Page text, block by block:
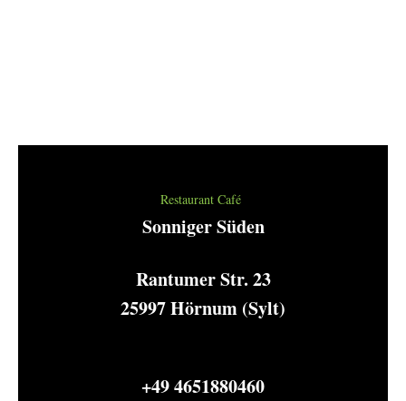
Restaurant Café
Sonniger Süden
Rantumer Str. 23
25997 Hörnum (Sylt)
+49 4651 ​880460